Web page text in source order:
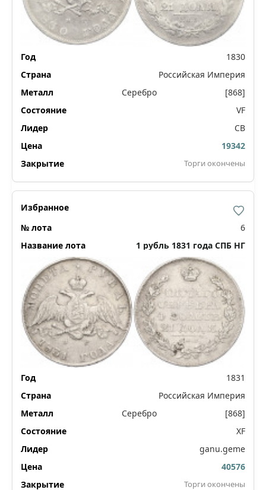
1830
Российская Империя
Серебро
[868]
VF
СВ
19342
Торги окончены
6
1 рубль 1831 года СПБ НГ
1831
Российская Империя
Серебро
[868]
XF
ganu.geme
40576
Торги окончены